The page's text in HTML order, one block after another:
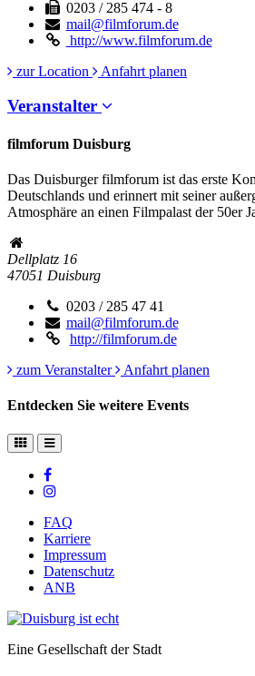
0203 / 285 474 - 8
mail@filmforum.de
http://www.filmforum.de
zur Location
Anfahrt planen
Veranstalter
filmforum Duisburg
Das Duisburger filmforum ist das erste
Deutschlands und erinnert mit seiner
Atmosphäre an einen Filmpalast der 50er
Dellplatz 16
47051 Duisburg
0203 / 285 47 41
mail@filmforum.de
http://filmforum.de
zum Veranstalter
Anfahrt planen
Entdecken Sie weitere Events
FAQ
Karriere
Impressum
Datenschutz
ANB
Eine Gesellschaft der Stadt